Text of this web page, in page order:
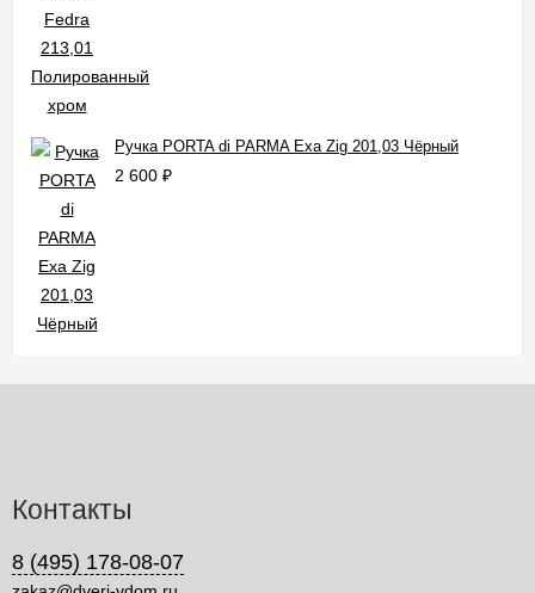
Ручка PORTA di PARMA Exa Zig 201,03 Чёрный
2 600 ₽
Контакты
8 (495) 178-08-07